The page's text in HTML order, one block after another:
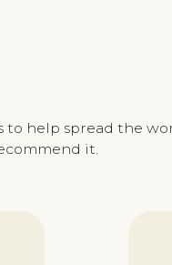
help spread the
it.